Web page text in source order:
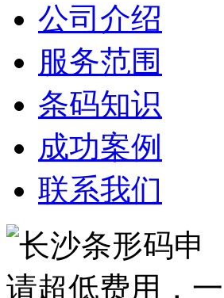
公司介绍
服务范围
条码知识
成功案例
联系我们